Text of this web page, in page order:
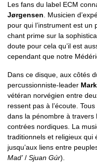
Les fans du label ECM
Jørgensen. Musicien
pour qui l’instrument est
chant prime sur la
doute pour cela qu’il est
cependant que notre
Dans ce disque, aux côtés
percussionniste-leader
vétéran norvégien entre
ressent pas à l’écoute.
dans la pénombre à travers
contrées nordiques. La
traditionnels et religieux qui
jusqu’aux liens entre
Mad’/ Sjuan Gúr).